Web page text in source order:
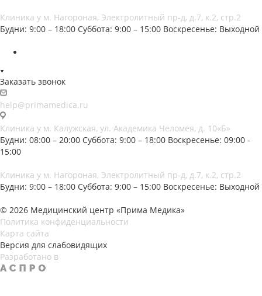
Клиника у м. Нагороная, Электролитный пр-д, д.7, к.2, стр.2
Будни: 9:00 – 18:00 Суббота: 9:00 – 15:00 Воскресенье: Выходной
Заказать звонок
help@primamedica.ru
Клиника у м. Калужская, ул. Академика Челомея, д. 10«Б»
Будни: 08:00 – 20:00 Суббота: 9:00 – 18:00 Воскресенье: 09:00 -
15:00
Клиника у м. Нагороная, Электролитный пр-д, д.7, к.2, стр.2
Будни: 9:00 – 18:00 Суббота: 9:00 – 15:00 Воскресенье: Выходной
© 2026 Медицинский центр «Прима Медика»
Политика конфиденциальности
Карта сайта
Версия для слабовидящих
Разработано в